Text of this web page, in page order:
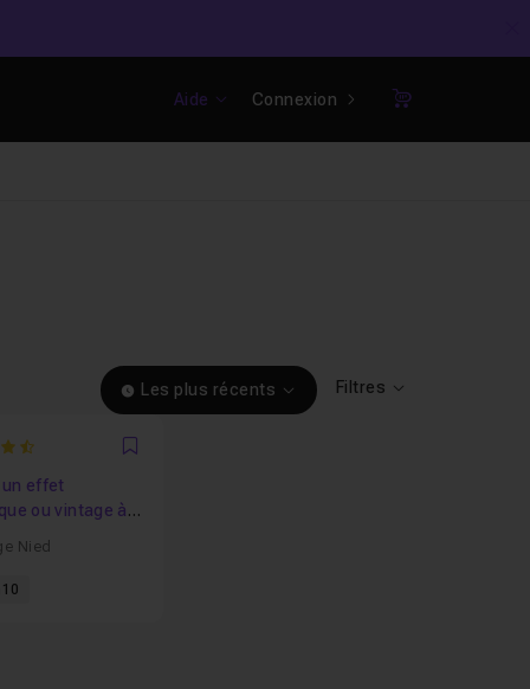
Aide Connexion
Panier
Les plus récents Filtres
Favori
un effet
ou vintage à
Nied